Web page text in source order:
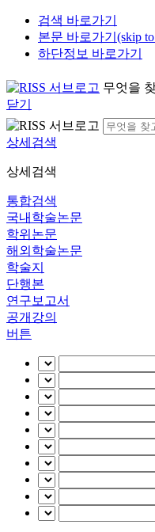
검색 바로가기
본문 바로가기(skip to
하단정보 바로가기
무엇을
닫기
상세검색
상세검색
통합검색
국내학술논문
학위논문
해외학술논문
학술지
단행본
연구보고서
공개강의
버튼